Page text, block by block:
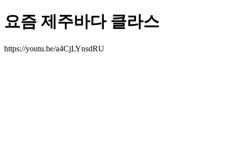
요즘 제주바다 클라스
https://youtu.be/a4CjLYnsdRU